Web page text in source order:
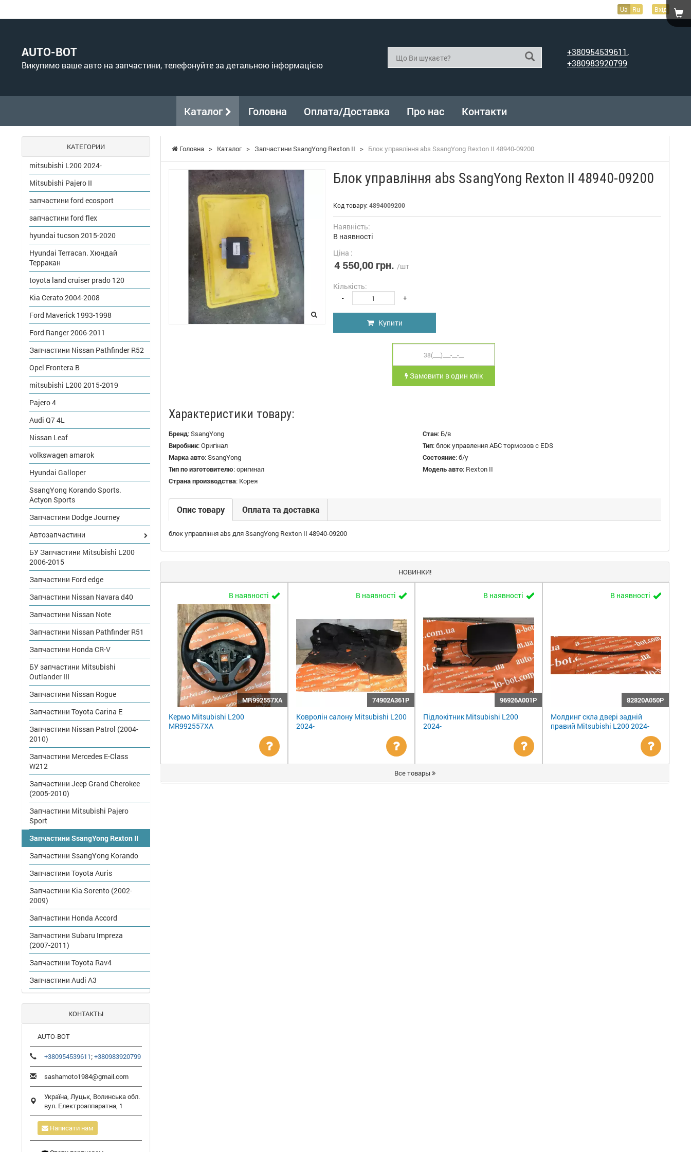
Ua Ru Вхід
AUTO-BOT
Викупимо ваше авто на запчастини, телефонуйте за детальною інформацією
+380954539611,
+380983920799
Каталог Головна Оплата/Доставка Про нас Контакти
Головна > Каталог > Запчастини SsangYong Rexton II > Блок управління abs SsangYong Rexton II 48940-09200
Блок управління abs SsangYong Rexton II 48940-09200
Код товару: 4894009200
Наявність:
В наявності
Ціна :
4 550,00 грн. /шт
Кількість:
- +
Купити
Замовити в один клік
Характеристики товару:
Бренд:SsangYong Стан: Б/в
Виробник:Оригінал Тип:блок управления АБС тормозов с EDS
Марка авто:SsangYong Состояние:б/у
Тип по изготовителю:оригинал Модель авто: Rexton II
Страна производства: Корея
Опис товару Оплата та доставка
блок управління abs для SsangYong Rexton II 48940-09200
НОВИНКИ!
В наявності
MR992557XA
Кермо Mitsubishi L200
MR992557XA
Уточнити
ціну
В наявності
74902A361P
Ковролін салону Mitsubishi L200
2024-
Уточнити
ціну
В наявності
96926A001P
Підлокітник Mitsubishi L200
2024-
Уточнити
ціну
В наявності
82820A050P
Молдинг скла двері задній
правий Mitsubishi L200 2024-
ціну
Все товары
КАТЕГОРИИ
mitsubishi L200 2024-
Mitsubishi Pajero II
запчастини ford ecosport
запчастини ford flex
hyundai tucson 2015-2020
Hyundai Terracan. Хюндай
Терракан
toyota land cruiser prado 120
Kia Cerato 2004-2008
Ford Maverick 1993-1998
Ford Ranger 2006-2011
Запчастини Nissan Pathfinder R52
Opel Frontera B
mitsubishi L200 2015-2019
Pajero 4
Audi Q7 4L
Nissan Leaf
volkswagen amarok
Hyundai Galloper
SsangYong Korando Sports.
Actyon Sports
Запчастини Dodge Journey
Автозапчастини
БУ Запчастини Mitsubishi L200
2006-2015
Запчастини Ford edge
Запчастини Nissan Navara d40
Запчастини Nissan Note
Запчастини Nissan Pathfinder R51
Запчастини Honda CR-V
БУ запчастини Mitsubishi
Outlander III
Запчастини Nissan Rogue
Запчастини Toyota Carina E
Запчастини Nissan Patrol (2004-
2010)
Запчастини Mercedes E-Class
W212
Запчастини Jeep Grand Cherokee
(2005-2010)
Запчастини Mitsubishi Pajero
Sport
Запчастини SsangYong Rexton II
Запчастини SsangYong Korando
Запчастини Toyota Auris
Запчастини Kia Sorento (2002-
2009)
Запчастини Honda Accord
Запчастини Subaru Impreza
(2007-2011)
Запчастини Toyota Rav4
Запчастини Audi A3
КОНТАКТЫ
AUTO-BOT
+380954539611;+380983920799
sashamoto1984@gmail.com
Україна, Луцьк, Волинська обл.
вул. Електроаппаратна, 1
Написати нам